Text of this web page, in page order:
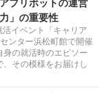
」の重要性
イベント「キャリア
ンター浜松町館で開催
の就活時のエピソー
その模様をお届けし